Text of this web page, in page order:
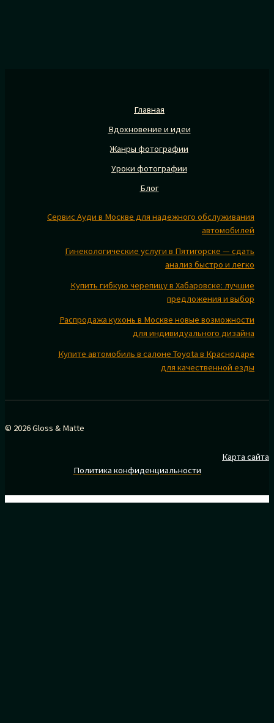
Главная
Вдохновение и идеи
Жанры фотографии
Уроки фотографии
Блог
Сервис Ауди в Москве для надежного обслуживания
автомобилей
Гинекологические услуги в Пятигорске — сдать
анализ быстро и легко
Купить гибкую черепицу в Хабаровске: лучшие
предложения и выбор
Распродажа кухонь в Москве новые возможности
для индивидуального дизайна
Купите автомобиль в салоне Toyota в Краснодаре
для качественной езды
© 2026 Gloss & Matte
Карта сайта
Политика конфиденциальности